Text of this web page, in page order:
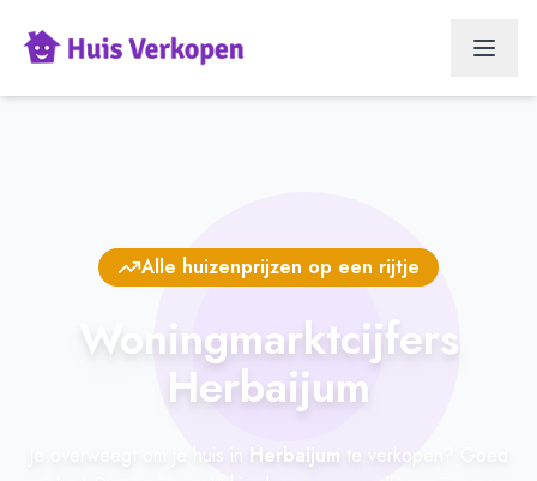
Alle huizenprijzen op een rijtje
Woningmarktcijfers
Herbaijum
Je overweegt om je huis in Herbaijum te verkopen? Goed